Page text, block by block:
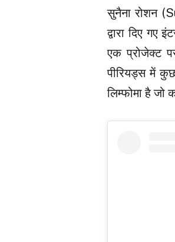
सुनैना रोशन
द्वारा दिए
एक प्रोजेक्ट
पीरियड्स में
लिम्फोमा है जो